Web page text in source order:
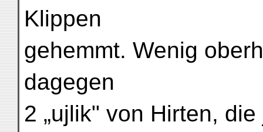
Klippen
gehemmt. Wenig
dagegen
2 „ujlik" von Hirten,